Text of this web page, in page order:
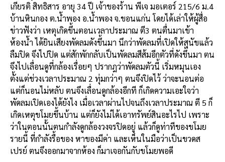
เกียรติ สิทธิสาร อายุ 34 ปี เจ้าของร้าน พีเจ มอเตอร์ 215/6 ม.4
บ้านหินกอง ต.น้ำพอง อ.น้ำพอง จ.ขอนแก่น โดยได้เล่าให้ผู้สื่อ
ข่าวฟังว่า เหตุเกิดขึ้นตอนเวลาประมาณ ตี3 ตนตื่นมาเข้า
ห้องน้ำ ได้ยินเสียงพัดลมดังขึ้นมา นึกว่าพัดลมที่เปิดให้สุนัขแล้ว
ลืมปิด จึงไปปิด แต่สักพักกลับเป็นพัดลมสีส้มอีกตัวที่ดังขึ้นมา ตน
จึงไปเลื่อนดูที่กล้องเรื่อยๆ ปรากฎว่าพัดลมตัวนี้ เริ่มหมุนเอง
ตั้งแต่ช่วงเวลาประมาณ 2 ทุ่มกว่าๆ ตนจึงปิดไว้ ว่าจะนอนต่อ
แต่ก็นอนไม่หลับ ตนจึงเลื่อนดูกล้องอีกที ก็เกิดความเอะใจว่า
พัดลมเปิดเองได้ยังไง เมื่อเวลาผ่านไปจนถึงเวลาประมาณ ตี 5 ก็
เกิดเหตุขโมยขึ้นบ้าน แต่ก็ยังไม่ได้เอาทรัพย์สินอะไรไป เพราะ
ว่าในตอนนั้นตนกำลังดูกล้องวงจรปิดอยู่ แล้วก็ดูท่าทีของขโมย
รายนี้ ที่กำลังรื้อของ หาของมีค่า และเห็นในมือว่าเป็นขวดส
เปรย์ ตนจึงออกมาจากห้อง ก็มาเจอกันกับขโมยพอดี